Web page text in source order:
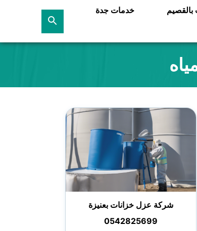
خدمات جدة
بحث
شركة عزل خزانات بعنيزة
0542825699